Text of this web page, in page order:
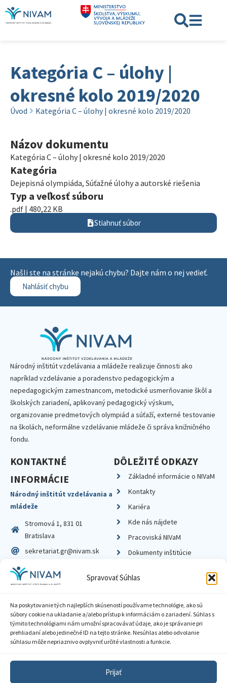
Spravovať Súhlas
Na poskytovanie tých najlepších skúseností používame technológie, ako sú
súbory cookie na ukladanie a/alebo prístup k informáciám o zariadení. Súhlas s
týmito technológiami nám umožní spracovávať údaje, ako je správanie pri
prehliadaní alebo jedinečné ID na tejto stránke. Nesúhlas alebo odvolanie
súhlasu môže nepriaznivo ovplyvniť určité vlastnosti a funkcie.
Prijať
Kategória C – úlohy |
okresné kolo 2019/2020
Úvod Kategória C – úlohy | okresné kolo 2019/2020
Názov dokumentu
Kategória C – úlohy | okresné kolo 2019/2020
Kategória
Dejepisná olympiáda, Súťažné úlohy a autorské riešenia
Typ a veľkosť súboru
.pdf | 480,22 KB
Stiahnuť súbor
Našli ste na stránke nejakú chybu? Dajte nám o nej vedieť.
Nahlásiť chybu
Národný inštitút vzdelávania a mládeže realizuje činnosti ako
napríklad vzdelávanie a poradenstvo pedagogickým a
nepedagogickým zamestnancom, metodické usmerňovanie škôl a
školských zariadení, aplikovaný pedagogický výskum,
organizovanie predmetových olympiád a súťaží, externé testovanie
na školách, neformálne vzdelávanie mládeže či správa knižničného
fondu.
KONTAKTNÉ
INFORMÁCIE
Národný inštitút vzdelávania a
mládeže
Stromová 1, 831 01
Bratislava
sekretariat.gr@nivam.sk
IČO: 00164348
DIČ: 2020798714
DÔLEŽITÉ ODKAZY
Základné informácie o NIVaM
Kontakty
Kariéra
Kde nás nájdete
Pracoviská NIVaM
Dokumenty inštitúcie
Zásady ochrany súkromia
Sprístupnenie informácií